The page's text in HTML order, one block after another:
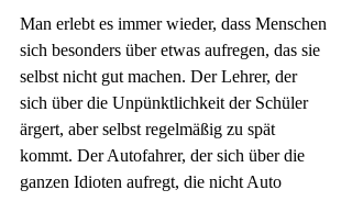
Man erlebt es immer wieder, dass Menschen
sich besonders über etwas aufregen, das sie
selbst nicht gut machen. Der Lehrer, der
sich über die Unpünktlichkeit der Schüler
ärgert, aber selbst regelmäßig zu spät
kommt. Der Autofahrer, der sich über die
ganzen Idioten aufregt, die nicht Auto